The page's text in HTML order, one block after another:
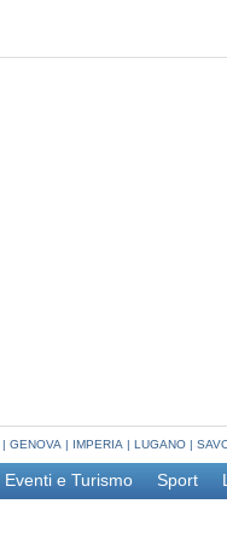
| GENOVA | IMPERIA | LUGANO |
Eventi e Turismo Sport